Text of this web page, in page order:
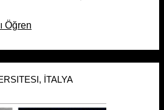
Öğren
Öğren
İTALYA
İTALYA